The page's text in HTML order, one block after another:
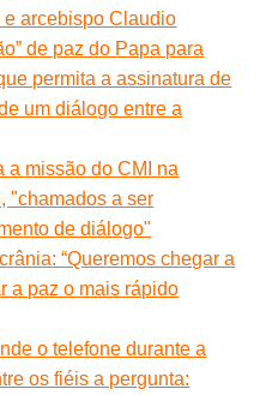
arcebispo Claudio
de paz do Papa para
permita a assinatura de
um diálogo entre a
a missão do CMI na
"chamados a ser
de diálogo"
“Queremos chegar a
a paz o mais rápido
o telefone durante a
os fiéis a pergunta: